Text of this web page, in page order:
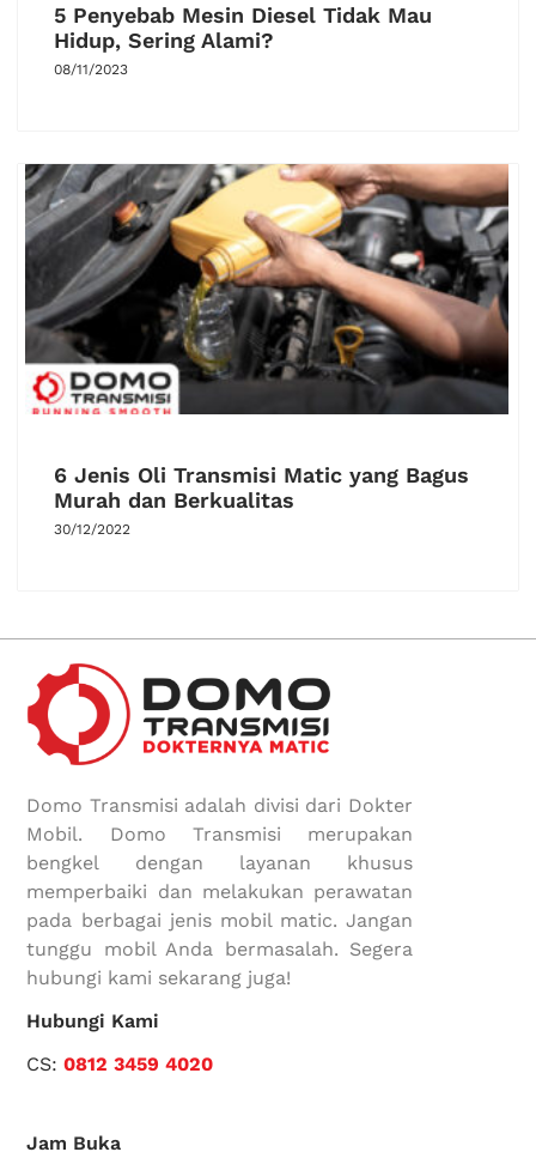
5 Penyebab Mesin Diesel Tidak Mau
Hidup, Sering Alami?
08/11/2023
6 Jenis Oli Transmisi Matic yang Bagus
Murah dan Berkualitas
30/12/2022
Domo Transmisi adalah divisi dari Dokter
Mobil. Domo Transmisi merupakan
bengkel dengan layanan khusus
memperbaiki dan melakukan perawatan
pada berbagai jenis mobil matic. Jangan
tunggu mobil Anda bermasalah. Segera
hubungi kami sekarang juga!
Hubungi Kami
CS:0812 3459 4020
Jam Buka